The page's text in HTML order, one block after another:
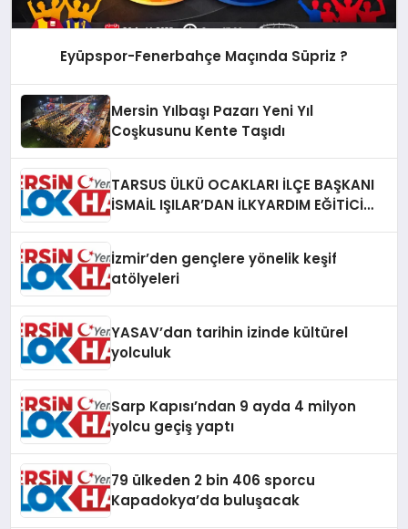
Eyüpspor-Fenerbahçe Maçında Süpriz ?
Mersin Yılbaşı Pazarı Yeni Yıl
Coşkusunu Kente Taşıdı
TARSUS ÜLKÜ OCAKLARI İLÇE BAŞKANI
İSMAİL IŞILAR’DAN İLKYARDIM EĞİTİCİ
İzmir’den gençlere yönelik keşif
atölyeleri
YASAV’dan tarihin izinde kültürel
yolculuk
Sarp Kapısı’ndan 9 ayda 4 milyon
yolcu geçiş yaptı
79 ülkeden 2 bin 406 sporcu
Kapadokya’da buluşacak